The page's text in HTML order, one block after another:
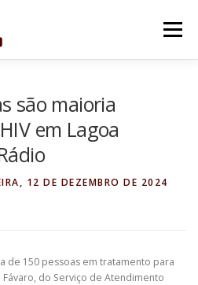
Menu
são maioria
em Lagoa
12 DE DEZEMBRO DE 2024
de 150 pessoas em tratamento para
do Serviço de Atendimento